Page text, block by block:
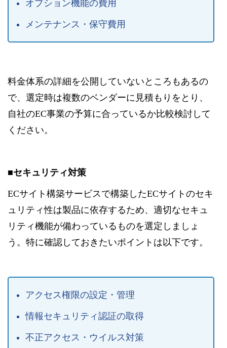
オプション機能の費用
メンテナンス・保守費用
料金体系の詳細を公開していないところもあるの
で、選定時は複数のベンダーに見積もりをとり、
自社のEC事業の予算に合っているか比較検討して
ください。
■セキュリティ対策
ECサイト構築サービスで構築したECサイトのセキ
ュリティ性は製品に依存するため、適切なセキュ
リティ機能が備わっているものを選定しましょ
う。特に確認しておきたいポイントは以下です。
アクセス権限の設定・管理
情報セキュリティ認証の取得
不正アクセス・ウイルス対策